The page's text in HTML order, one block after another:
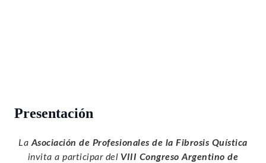
Presentación
LaAsociación de Profesionales de la Fibrosis Quística
invita a participar del VIII Congreso Argentino de